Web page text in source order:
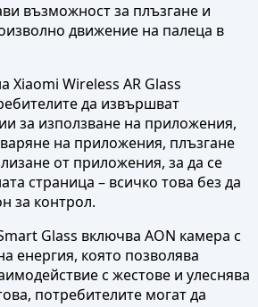
възможност за плъзгане и
движение на палеца в
Xiaomi Wireless AR Glass
да извършват
за използване на приложения,
на приложения, плъзгане
от приложения, за да се
страница – всичко това без да
за контрол.
Glass включва AON камера с
енергия, която позволява
с жестове и улеснява
потребителите могат да